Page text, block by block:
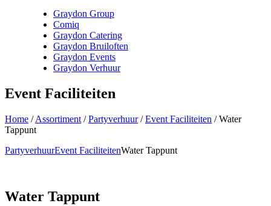
Graydon Group
Comiq
Graydon Catering
Graydon Bruiloften
Graydon Events
Graydon Verhuur
Event Faciliteiten
Home /Assortiment /Partyverhuur/Event Faciliteiten /Water
Tappunt
PartyverhuurEvent FaciliteitenWater Tappunt
Water Tappunt